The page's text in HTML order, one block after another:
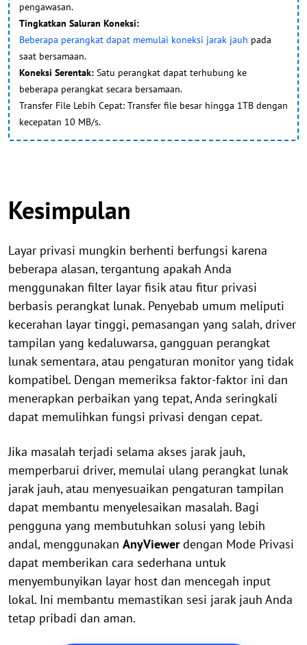
pengawasan.
Tingkatkan Saluran Koneksi:
Beberapa perangkat dapat memulai koneksi jarak jauh pada
saat bersamaan.
Koneksi Serentak: Satu perangkat dapat terhubung ke
beberapa perangkat secara bersamaan.
Transfer File Lebih Cepat: Transfer file besar hingga 1TB dengan
kecepatan 10 MB/s.
Kesimpulan
Layar privasi mungkin berhenti berfungsi karena
beberapa alasan, tergantung apakah Anda
menggunakan filter layar fisik atau fitur privasi
berbasis perangkat lunak. Penyebab umum meliputi
kecerahan layar tinggi, pemasangan yang salah, driver
tampilan yang kedaluwarsa, gangguan perangkat
lunak sementara, atau pengaturan monitor yang tidak
kompatibel. Dengan memeriksa faktor-faktor ini dan
menerapkan perbaikan yang tepat, Anda seringkali
dapat memulihkan fungsi privasi dengan cepat.
Jika masalah terjadi selama akses jarak jauh,
memperbarui driver, memulai ulang perangkat lunak
jarak jauh, atau menyesuaikan pengaturan tampilan
dapat membantu menyelesaikan masalah. Bagi
pengguna yang membutuhkan solusi yang lebih
andal, menggunakan AnyViewerdengan Mode Privasi
dapat memberikan cara sederhana untuk
menyembunyikan layar host dan mencegah input
lokal. Ini membantu memastikan sesi jarak jauh Anda
tetap pribadi dan aman.